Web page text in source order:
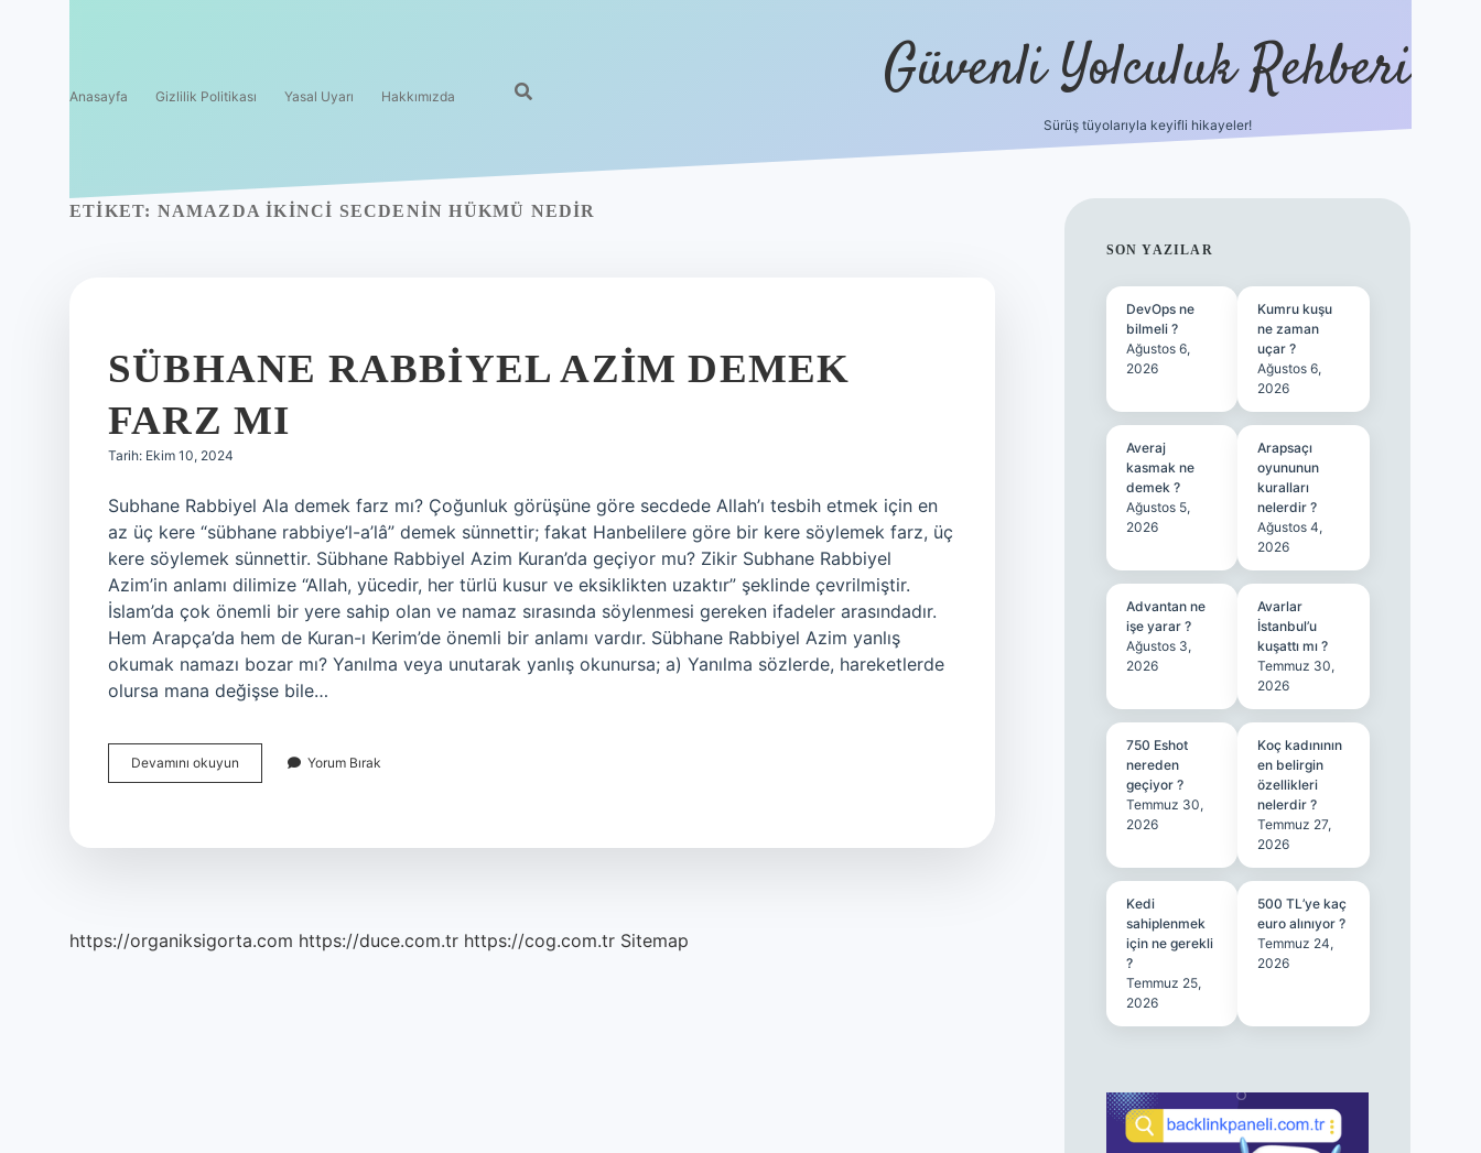
Anasayfa Gizlilik Politikası Yasal Uyarı Hakkımızda Güvenli Yolculuk Rehberi
Sürüş tüyolarıyla keyifli hikayeler!
ETIKET: NAMAZDA IKINCI SECDENIN HÜKMÜ NEDIR
SÜBHANE RABBIYEL AZIM DEMEK
FARZ MI
Tarih: Ekim 10, 2024
Subhane Rabbiyel Ala demek farz mı? Çoğunluk görüşüne göre secdede Allah’ı tesbih etmek için en
az üç kere “sübhane rabbiye’l-a’lâ” demek sünnettir; fakat Hanbelilere göre bir kere söylemek farz, üç
kere söylemek sünnettir. Sübhane Rabbiyel Azim Kuran’da geçiyor mu? Zikir Subhane Rabbiyel
Azim’in anlamı dilimize “Allah, yücedir, her türlü kusur ve eksiklikten uzaktır” şeklinde çevrilmiştir.
İslam’da çok önemli bir yere sahip olan ve namaz sırasında söylenmesi gereken ifadeler arasındadır.
Hem Arapça’da hem de Kuran-ı Kerim’de önemli bir anlamı vardır. Sübhane Rabbiyel Azim yanlış
okumak namazı bozar mı? Yanılma veya unutarak yanlış okunursa; a) Yanılma sözlerde, hareketlerde
olursa mana değişse bile…
Devamını okuyun Sübhane
Rabbiyel
Yorum Bırak
https://organiksigorta.com https://duce.com.tr https://cog.com.tr Sitemap
SIDEBAR
SON YAZILAR
DevOps ne
bilmeli ?
Ağustos 6,
2026
Kumru kuşu
ne zaman
uçar ?
Ağustos 6,
2026
Averaj
kasmak ne
demek ?
Ağustos 5,
2026
Arapsaçı
oyununun
kuralları
nelerdir ?
Ağustos 4,
2026
Advantan ne
işe yarar ?
Ağustos 3,
2026
Avarlar
İstanbul’u
kuşattı mı ?
Temmuz 30,
2026
750 Eshot
nereden
geçiyor ?
Temmuz 30,
2026
Koç kadınının
en belirgin
özellikleri
nelerdir ?
Temmuz 27,
2026
Kedi
sahiplenmek
için ne gerekli
?
Temmuz 25,
2026
500 TL’ye kaç
euro alınıyor ?
Temmuz 24,
2026
grandoperabet